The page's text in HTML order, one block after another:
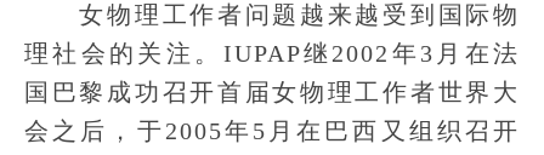
女物理工作者问题越来越受到国际物
理社会的关注。IUPAP继2002年3月在法
国巴黎成功召开首届女物理工作者世界大
会之后，于2005年5月在巴西又组织召开